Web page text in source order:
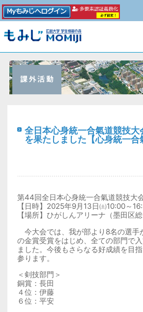
全日本心身統一合氣道競技大
を果たしました【心身統一合
第44回全日本心身統一合氣道競技大
【日時】2025年9月13日㈯10:00～
【場所】ひがしんアリーナ（墨田区
今大会では、我が部より8名の選手
の金賞受賞をはじめ、全ての部門で
ました。今後もさらなる好成績を目
参ります。
＜剣技部門＞
銅賞：長田
４位：伊藤
６位：平安